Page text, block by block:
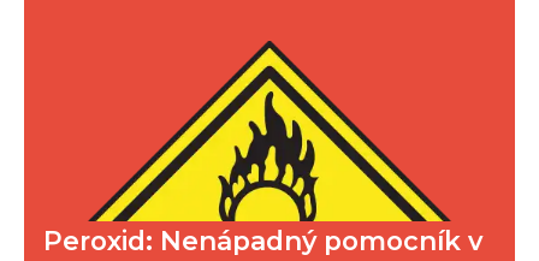
Peroxid: Nenápadný pomocník v